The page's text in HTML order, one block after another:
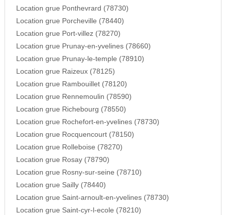
Location grue Ponthevrard (78730)
Location grue Porcheville (78440)
Location grue Port-villez (78270)
Location grue Prunay-en-yvelines (78660)
Location grue Prunay-le-temple (78910)
Location grue Raizeux (78125)
Location grue Rambouillet (78120)
Location grue Rennemoulin (78590)
Location grue Richebourg (78550)
Location grue Rochefort-en-yvelines (78730)
Location grue Rocquencourt (78150)
Location grue Rolleboise (78270)
Location grue Rosay (78790)
Location grue Rosny-sur-seine (78710)
Location grue Sailly (78440)
Location grue Saint-arnoult-en-yvelines (78730)
Location grue Saint-cyr-l-ecole (78210)